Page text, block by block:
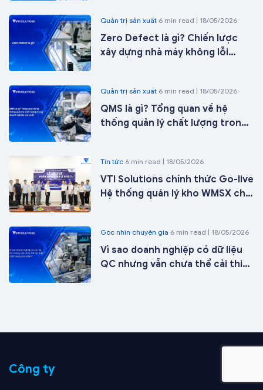
Quản trị sản xuất 6 min read | 18/05/2026
Zero Defect là gì? Chiến lược
xây dựng nhà máy không lỗi
Quản trị sản xuất 6 min read | 18/05/2026
QMS là gì? Tổng quan về hệ
thống quản lý chất lượng trong
Tin tức 6 min read | 18/05/2026
VTI Solutions chính thức Go-live
Hệ thống quản lý kho WMSX cho
ngày triển khai
Góc nhìn chuyên gia 6 min read | 18/05/2026
Vì sao doanh nghiệp có dữ liệu
QC nhưng vẫn chưa thể cải thiện
Công ty